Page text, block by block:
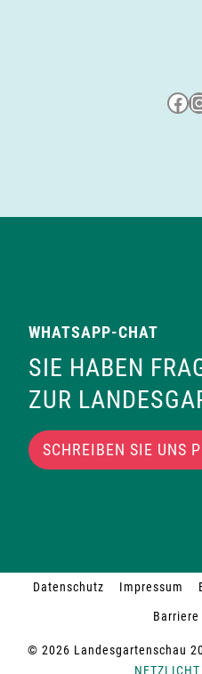
Besuche
WHATSAPP-CHAT
SIE HABEN
ZUR
SCHREIBEN SIE UNS
© 2026 Landesgartenschau
Datenschutz Impressum